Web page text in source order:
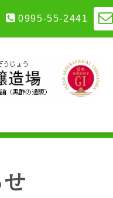
0995-55-2441